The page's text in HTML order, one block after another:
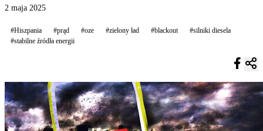
2 maja 2025
#Hiszpania #prąd #oze #zielony ład #blackout
#silniki diesela
#stabilne źródła energii